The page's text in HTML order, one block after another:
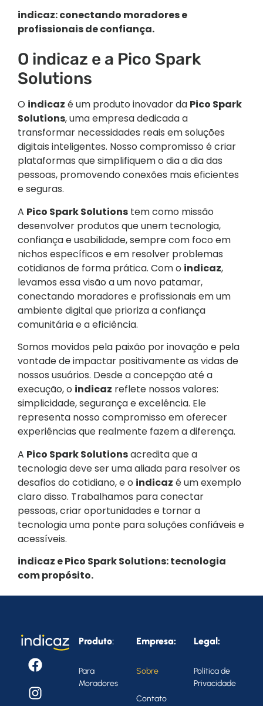
indicaz: conectando moradores e
profissionais de confiança.
O indicaz e a Pico Spark
Solutions
O indicaz é um produto inovador da Pico Spark
Solutions, uma empresa dedicada a
transformar necessidades reais em soluções
digitais inteligentes. Nosso compromisso é criar
plataformas que simplifiquem o dia a dia das
pessoas, promovendo conexões mais eficientes
e seguras.
A Pico Spark Solutionstem como missão
desenvolver produtos que unem tecnologia,
confiança e usabilidade, sempre com foco em
nichos específicos e em resolver problemas
cotidianos de forma prática. Com o indicaz,
levamos essa visão a um novo patamar,
conectando moradores e profissionais em um
ambiente digital que prioriza a confiança
comunitária e a eficiência.
Somos movidos pela paixão por inovação e pela
vontade de impactar positivamente as vidas de
nossos usuários. Desde a concepção até a
execução, o indicaz reflete nossos valores:
simplicidade, segurança e excelência. Ele
representa nosso compromisso em oferecer
experiências que realmente fazem a diferença.
A Pico Spark Solutionsacredita que a
tecnologia deve ser uma aliada para resolver os
desafios do cotidiano, e o indicaz é um exemplo
claro disso. Trabalhamos para conectar
pessoas, criar oportunidades e tornar a
tecnologia uma ponte para soluções confiáveis e
acessíveis.
indicaz e Pico Spark Solutions: tecnologia
com propósito.
Produto:
Para
Moradores
Empresa:
Sobre
Contato
Legal:
Política de
Privacidade